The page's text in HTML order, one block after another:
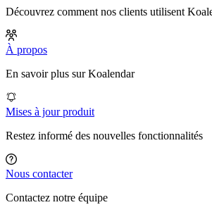
Découvrez comment nos clients utilisent
À propos
En savoir plus sur Koalendar
Mises à jour produit
Restez informé des nouvelles fonctionnalités
Nous contacter
Contactez notre équipe